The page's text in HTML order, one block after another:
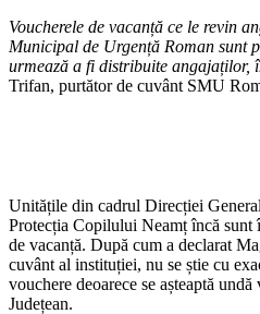
Voucherele de vacanță ce le revin
Municipal de Urgență Roman sunt
urmează a fi distribuite angajaților,
Trifan, purtător de cuvânt SMU
Unitățile din cadrul Direcției
Protecția Copilului Neamț încă sunt
de vacanță. După cum a declarat
cuvânt al instituției, nu se știe cu
vouchere deoarece se așteaptă
Județean.